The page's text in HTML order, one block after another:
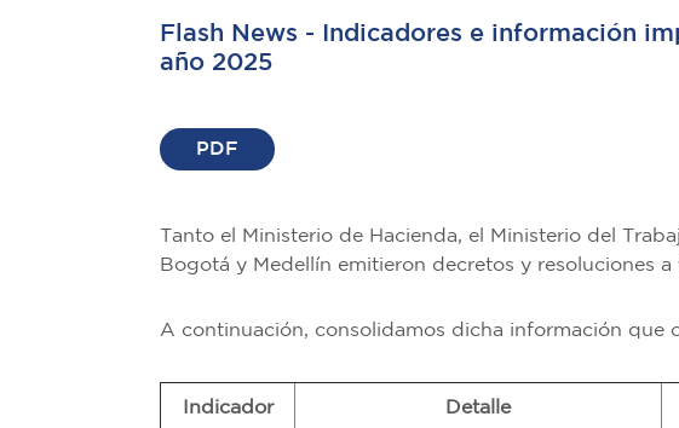
Flash News - Indicadores e información
año 2025
PDF
Tanto el Ministerio de Hacienda, el Ministerio del
Bogotá y Medellín emitieron decretos y resoluciones
A continuación, consolidamos dicha información que
Indicador Detalle